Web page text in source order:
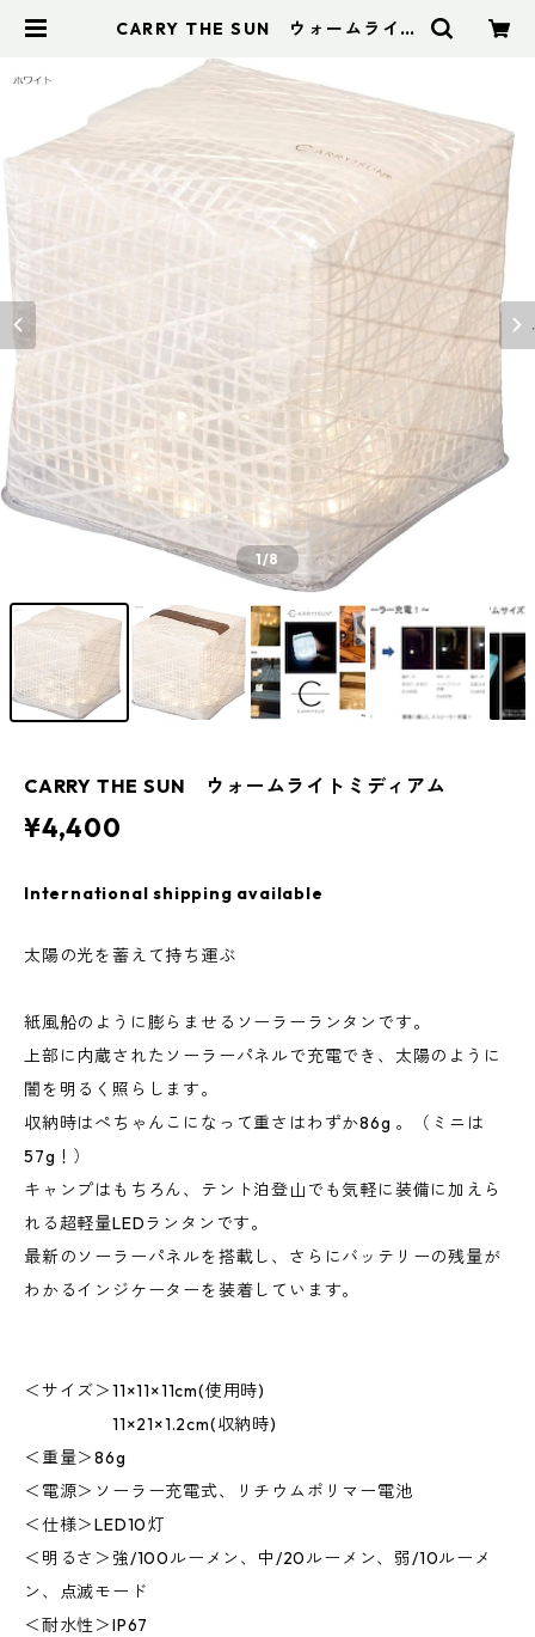
CARRY THE SUN ウォームライト
1/8
CARRY THE SUN ウォームライトミディアム
¥4,400
International shipping available
太陽の光を蓄えて持ち運ぶ
紙風船のように膨らませるソーラーランタンです。
上部に内蔵されたソーラーパネルで充電でき、太陽のように
闇を明るく照らします。
収納時はぺちゃんこになって重さはわずか86g 。（ミニは
57g！）
キャンプはもちろん、テント泊登山でも気軽に装備に加えら
れる超軽量LEDランタンです。
最新のソーラーパネルを搭載し、さらにバッテリーの残量が
わかるインジケーターを装着しています。
＜サイズ＞11×11×11cm(使用時)
11×21×1.2cm(収納時)
＜重量＞86g
＜電源＞ソーラー充電式、リチウムポリマー電池
＜仕様＞LED10灯
＜明るさ＞強/100ルーメン、中/20ルーメン、弱/10ルーメ
ン、点滅モード
＜耐水性＞IP67